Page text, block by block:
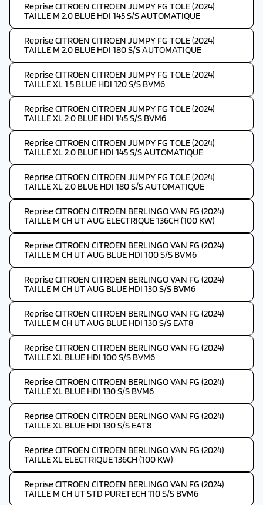
Reprise CITROEN CITROEN JUMPY FG TOLE (2024)
TAILLE M 2.0 BLUE HDI 145 S/S AUTOMATIQUE
Reprise CITROEN CITROEN JUMPY FG TOLE (2024)
TAILLE M 2.0 BLUE HDI 180 S/S AUTOMATIQUE
Reprise CITROEN CITROEN JUMPY FG TOLE (2024)
TAILLE XL 1.5 BLUE HDI 120 S/S BVM6
Reprise CITROEN CITROEN JUMPY FG TOLE (2024)
TAILLE XL 2.0 BLUE HDI 145 S/S BVM6
Reprise CITROEN CITROEN JUMPY FG TOLE (2024)
TAILLE XL 2.0 BLUE HDI 145 S/S AUTOMATIQUE
Reprise CITROEN CITROEN JUMPY FG TOLE (2024)
TAILLE XL 2.0 BLUE HDI 180 S/S AUTOMATIQUE
Reprise CITROEN CITROEN BERLINGO VAN FG (2024)
TAILLE M CH UT AUG ELECTRIQUE 136CH (100 KW)
Reprise CITROEN CITROEN BERLINGO VAN FG (2024)
TAILLE M CH UT AUG BLUE HDI 100 S/S BVM6
Reprise CITROEN CITROEN BERLINGO VAN FG (2024)
TAILLE M CH UT AUG BLUE HDI 130 S/S BVM6
Reprise CITROEN CITROEN BERLINGO VAN FG (2024)
TAILLE M CH UT AUG BLUE HDI 130 S/S EAT8
Reprise CITROEN CITROEN BERLINGO VAN FG (2024)
TAILLE XL BLUE HDI 100 S/S BVM6
Reprise CITROEN CITROEN BERLINGO VAN FG (2024)
TAILLE XL BLUE HDI 130 S/S BVM6
Reprise CITROEN CITROEN BERLINGO VAN FG (2024)
TAILLE XL BLUE HDI 130 S/S EAT8
Reprise CITROEN CITROEN BERLINGO VAN FG (2024)
TAILLE XL ELECTRIQUE 136CH (100 KW)
Reprise CITROEN CITROEN BERLINGO VAN FG (2024)
TAILLE M CH UT STD PURETECH 110 S/S BVM6